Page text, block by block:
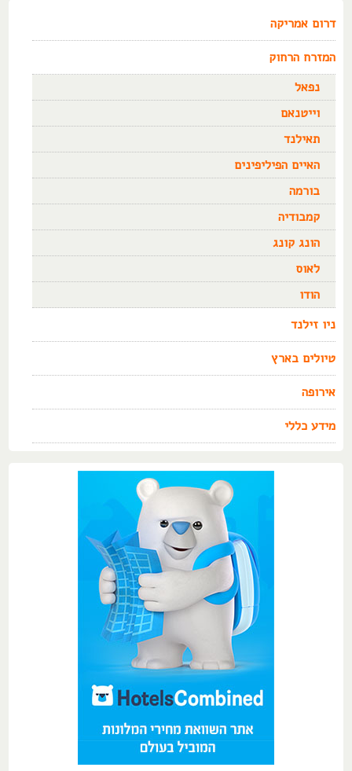
דרום אמריקה
המזרח הרחוק
נפאל
וייטנאם
תאילנד
האיים הפיליפינים
בורמה
קמבודיה
הונג קונג
לאוס
הודו
ניו זילנד
טיולים בארץ
אירופה
מידע כללי